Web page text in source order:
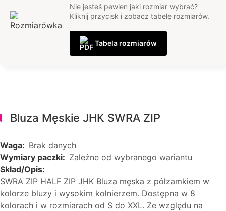
Nie jesteś pewien jaki rozmiar wybrać?
Kliknij przycisk i zobacz tabelę rozmiarów.
Tabela rozmiarów
Bluza Męskie JHK SWRA ZIP
Waga: Brak danych
Wymiary paczki: Zależne od wybranego wariantu
Skład/Opis:
SWRA ZIP HALF ZIP JHK Bluza męska z półzamkiem w
kolorze bluzy i wysokim kołnierzem. Dostępna w 8
kolorach i w rozmiarach od S do XXL. Ze względu na